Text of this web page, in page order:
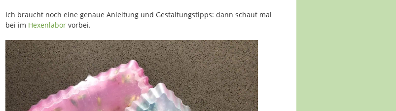
Ich braucht noch eine genaue Anleitung und Gestaltungstipps: dann schaut mal
bei im Hexenlabor vorbei.